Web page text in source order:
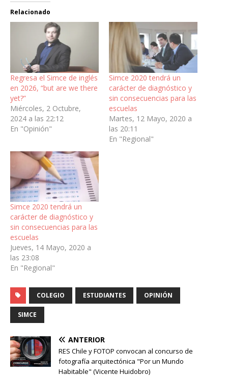
Relacionado
Regresa el Simce de inglés
en 2026, “but are we there
yet?”
Miércoles, 2 Octubre,
2024 a las 22:12
En "Opinión"
Simce 2020 tendrá un
carácter de diagnóstico y
sin consecuencias para las
escuelas
Martes, 12 Mayo, 2020 a
las 20:11
En "Regional"
Simce 2020 tendrá un
carácter de diagnóstico y
sin consecuencias para las
escuelas
Jueves, 14 Mayo, 2020 a
las 23:08
En "Regional"
COLEGIO ESTUDIANTES OPINIÓN
SIMCE
ANTERIOR
RES Chile y FOTOP convocan al concurso de
fotografía arquitectónica "Por un Mundo
Habitable" (Vicente Huidobro)